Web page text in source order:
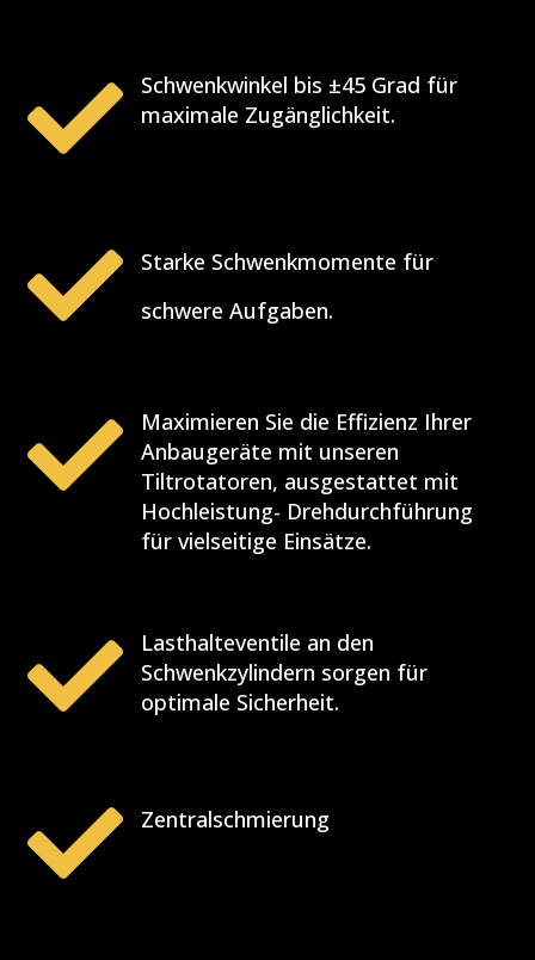

Schwenkwinkel bis ±45 Grad für
maximale Zugänglichkeit.

Starke Schwenkmomente für
schwere Aufgaben.

Maximieren Sie die Effizienz Ihrer
Anbaugeräte mit unseren
Tiltrotatoren, ausgestattet mit
Hochleistung- Drehdurchführung
für vielseitige Einsätze.

Lasthalteventile an den
Schwenkzylindern sorgen für
optimale Sicherheit.
 Zentralschmierung